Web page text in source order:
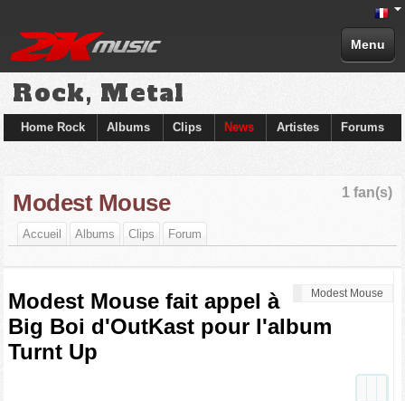
Menu
Rock, Metal
Home Rock Albums Clips News Artistes Forums
1 fan(s)
Modest Mouse
Accueil Albums Clips Forum
Modest Mouse
Modest Mouse fait appel à
Big Boi d'OutKast pour l'album
Turnt Up